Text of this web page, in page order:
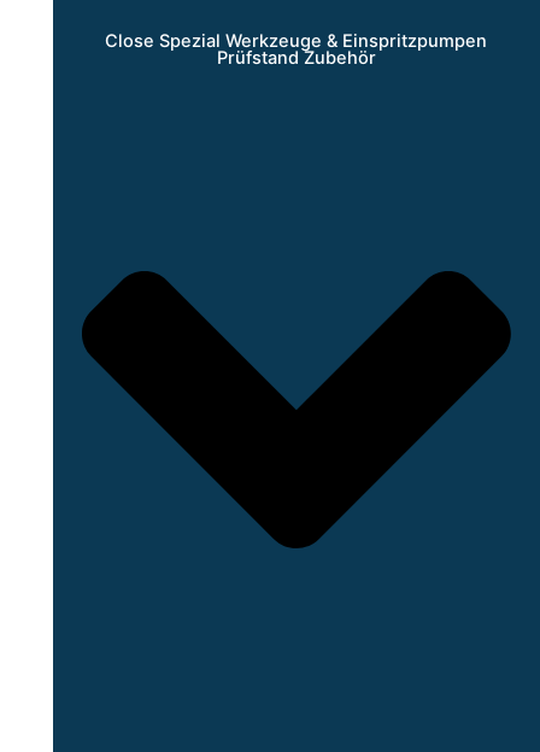
Close Spezial Werkzeuge & Einspritzpumpen
Prüfstand Zubehör